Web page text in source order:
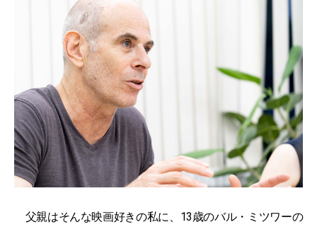
父親はそんな映画好きの私に、13歳のバル・ミツワーの